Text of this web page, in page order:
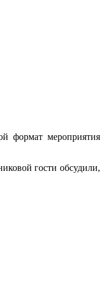
формат мероприятия
гости обсудили,